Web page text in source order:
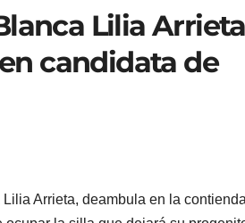
Lilia Arrieta
candidata de
Arrieta, deambula en la